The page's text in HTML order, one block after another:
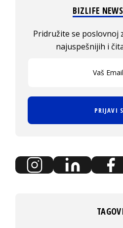
BIZLIFE
Pridružite se poslovnoj
najuspešnijih i
PRIJAVI